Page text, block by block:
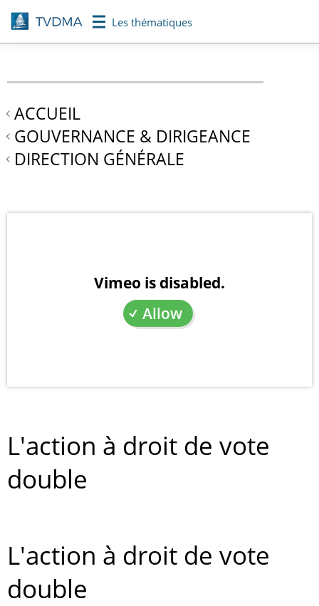
Aller
au
contenu
Les thématiques
ACCUEIL
GOUVERNANCE & DIRIGEANCE
DIRECTION GÉNÉRALE
Vimeo is disabled.
Allow
L'action à droit de vote
double
L'action à droit de vote
double